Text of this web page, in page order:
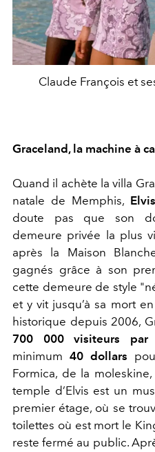
Claude François et
Graceland, la machine à
Quand il achète la villa
natale de Memphis,
doute pas que son
demeure privée la plus
après la Maison
gagnés grâce à son
cette demeure de style
et y vit jusqu’à sa mort
historique depuis 2006,
700 000 visiteurs
par
minimum 40 dollars
Formica, de la
temple d’Elvis est un
premier étage, où se
toilettes où est mort le
reste fermé au public.